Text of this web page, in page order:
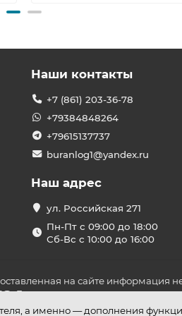
а именно — дополнения
Наши контакты
+7 (861) 203-36-78
+79384848264
+79615137737
buranlog1@yandex.ru
Наш адрес
ул. Российская 271
Пн-Пт с 09:00 до 18:00
Сб-Вс с 10:00 до 16:00
на сайте информация
оплаты товара удостоверьтесь